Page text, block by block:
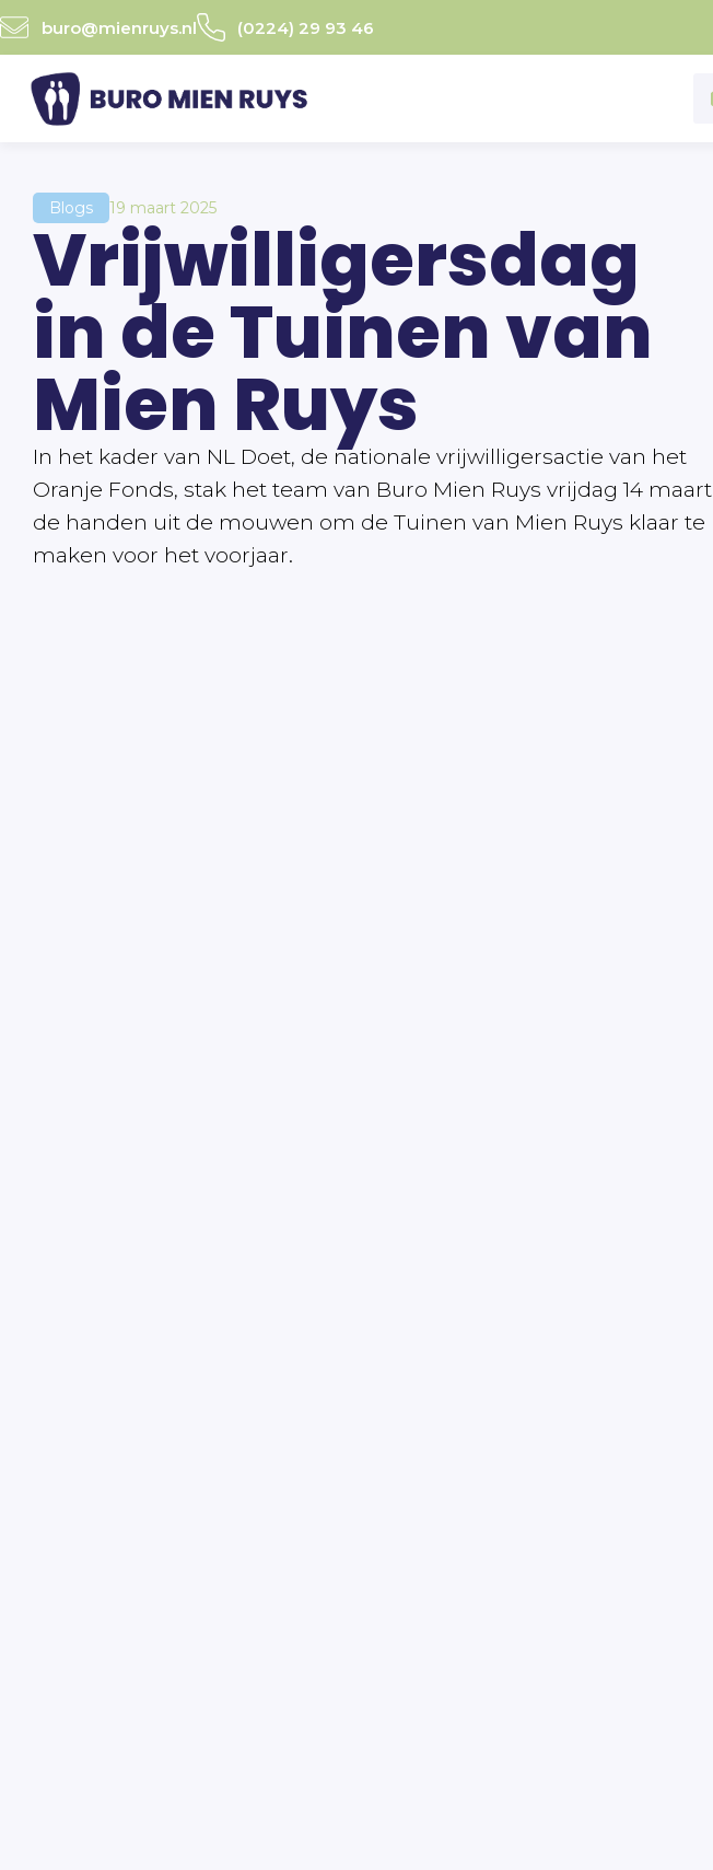
Ga
naar
inhoud
buro@mienruys.nl (0224) 29 93 46
Blogs 19 maart 2025
Vrijwilligersdag
in de Tuinen van
Mien Ruys
In het kader van NL Doet, de nationale vrijwilligersactie van het
Oranje Fonds, stak het team van Buro Mien Ruys vrijdag 14 maart
de handen uit de mouwen om de Tuinen van Mien Ruys klaar te
maken voor het voorjaar.